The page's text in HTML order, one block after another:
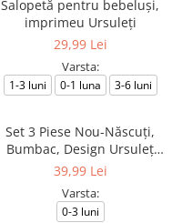
Salopetă pentru bebeluși,
imprimeu Ursuleți
29,99 Lei
Varsta:
1-3 luni 0-1 luna 3-6 luni
Set 3 Piese Nou-Născuți,
Bumbac, Design Ursuleț
Explorator
39,99 Lei
Varsta:
0-3 luni